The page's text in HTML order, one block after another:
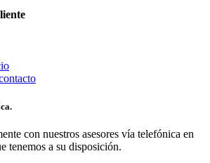
con nuestros asesores vía telefónica en
tenemos a su disposición.